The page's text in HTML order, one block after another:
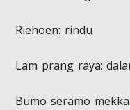
​Riehoen: rindu
​Lam prang raya:
​Bumo seramo